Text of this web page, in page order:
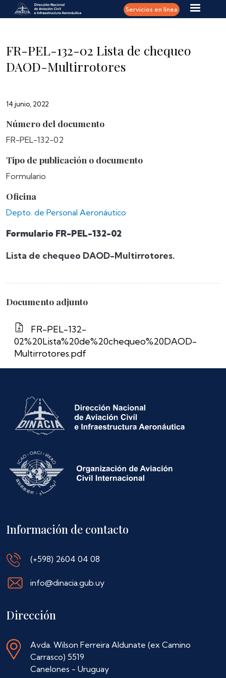
Pasar al contenido principal Servicios en línea
FR-PEL-132-02 Lista de chequeo
DAOD-Multirrotores
14 junio, 2022
Número del documento
FR-PEL-132-02
Tipo de publicación o documento
Formulario
Oficina
Depto. de Personal Aeronáutico
Formulario FR-PEL-132-02
Lista de chequeo DAOD-Multirrotores.
Documento adjunto
FR-PEL-132-
02%20Lista%20de%20chequeo%20DAOD-
Multirrotores.pdf
Información de contacto
(+598) 2604 04 08
info@dinacia.gub.uy
Dirección
Avda. Wilson Ferreira Aldunate (ex Camino
Carrasco) 5519
Canelones - Uruguay